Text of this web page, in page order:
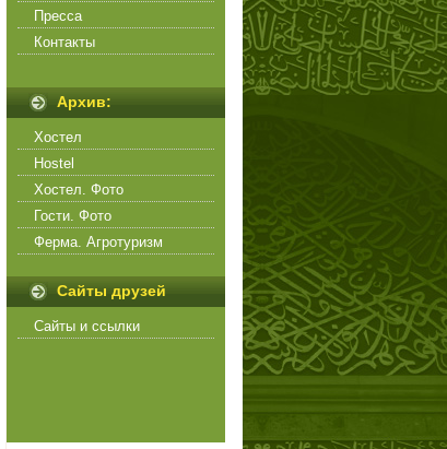
Пресса
Контакты
Архив:
Хостел
Hostel
Хостел. Фото
Гости. Фото
Ферма. Агротуризм
Сайты друзей
Сайты и ссылки